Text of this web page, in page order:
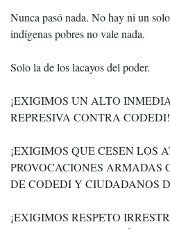
Nunca pasó nada. No hay ni un
indígenas pobres no vale nada.
Solo la de los lacayos del poder.
¡EXIGIMOS UN ALTO
REPRESIVA CONTRA CODEDI!
¡EXIGIMOS QUE CESEN LOS
PROVOCACIONES ARMADAS
DE CODEDI Y CIUDADANOS
¡EXIGIMOS RESPETO